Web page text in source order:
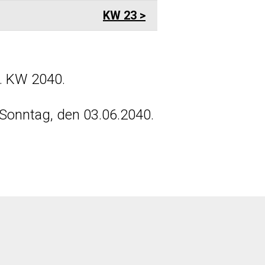
KW 23
2040.
den 03.06.2040.